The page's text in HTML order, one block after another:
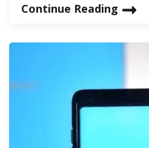
Continue Reading